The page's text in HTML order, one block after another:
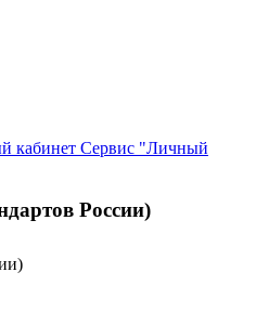
Сервис "Личный
России)